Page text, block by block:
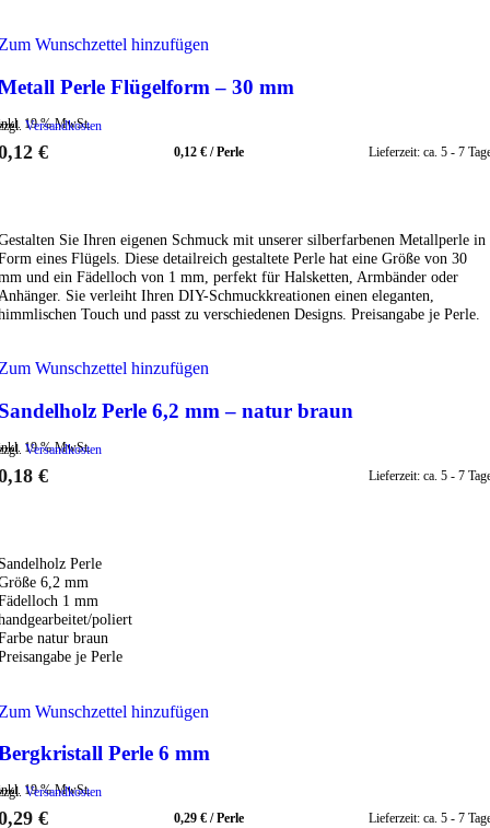
Wunschzettel hinzufügen
Perle Flügelform – 30 mm
19 % MwSt.
Versandkosten
€ 0,12 €/Perle Lieferzeit: ca. 5 - 7
Sie Ihren eigenen Schmuck mit unserer silberfarbenen Metallperle in
eines Flügels. Diese detailreich gestaltete Perle hat eine Größe von 30
und ein Fädelloch von 1 mm, perfekt für Halsketten, Armbänder oder
Sie verleiht Ihren DIY-Schmuckkreationen einen eleganten,
Touch und passt zu verschiedenen Designs. Preisangabe je Perle.
Wunschzettel hinzufügen
Perle 6,2 mm – natur braun
19 % MwSt.
Versandkosten
€ Lieferzeit: ca. 5 - 7
Perle
6,2 mm
1 mm
poliert
natur braun
je Perle
Wunschzettel hinzufügen
Perle 6 mm
19 % MwSt.
Versandkosten
€ 0,29 €/Perle Lieferzeit: ca. 5 - 7